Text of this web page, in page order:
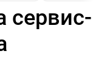
сервис-